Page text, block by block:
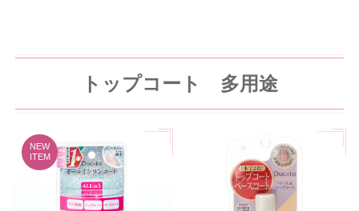
トップコート 多用途